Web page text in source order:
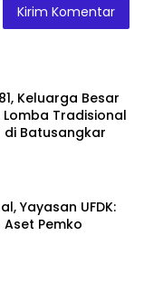
Keluarga Besar
Tradisional
di Batusangkar
Yayasan UFDK:
Aset Pemko